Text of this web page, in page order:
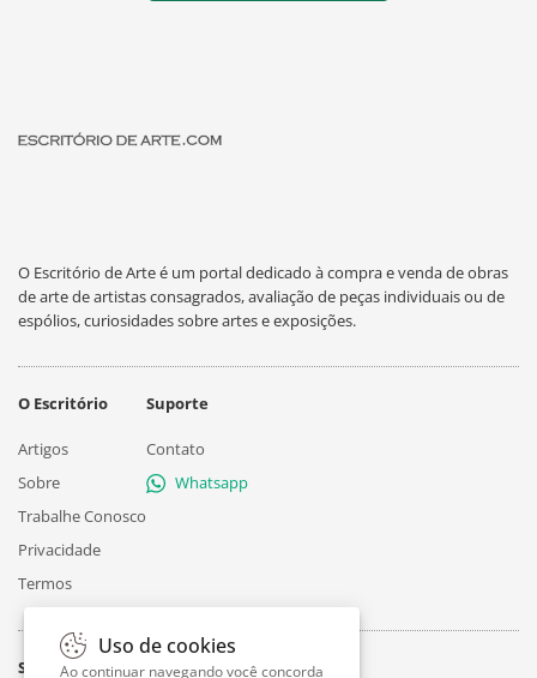
O Escritório de Arte é um portal dedicado à compra e venda de obras
de arte de artistas consagrados, avaliação de peças individuais ou de
espólios, curiosidades sobre artes e exposições.
O Escritório
Artigos
Sobre
Trabalhe Conosco
Privacidade
Termos
Suporte
Contato
Whatsapp
Siga
Uso de cookies
Ao continuar navegando você concorda